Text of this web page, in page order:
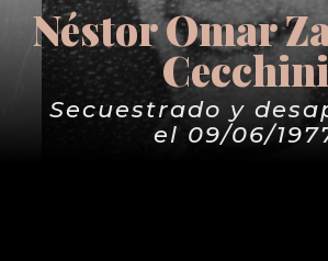
Néstor Omar
Cecchini
Secuestrado y
el 09/06/